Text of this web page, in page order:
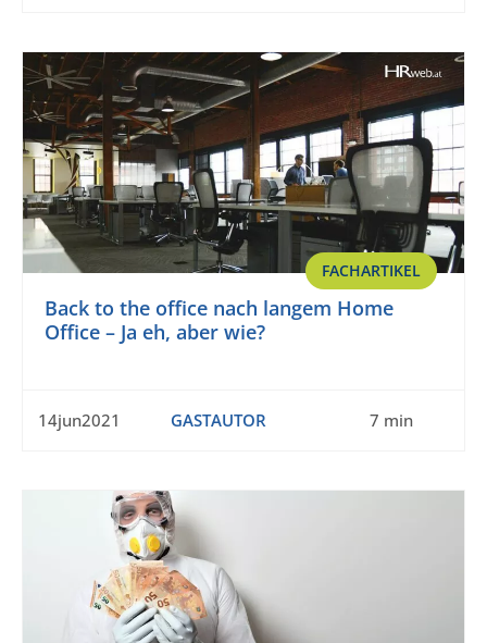
FACHARTIKEL
Back to the office nach langem Home
Office – Ja eh, aber wie?
14jun2021 GASTAUTOR 7 min